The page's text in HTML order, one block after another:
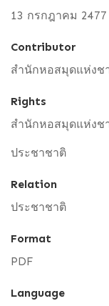
13 กรกฎาคม 2477
Contributor
สำนักหอสมุดแห่งช
Rights
สำนักหอสมุดแห่งช
ประชาชาติ
Relation
ประชาชาติ
Format
PDF
Language